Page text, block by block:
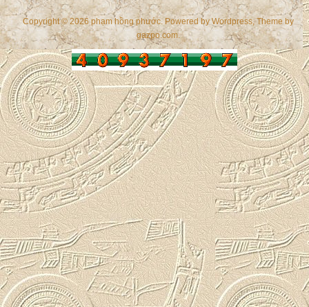
Copyright © 2026 phạm hồng phước. Powered byWordpress, Theme by
gazpo.com.